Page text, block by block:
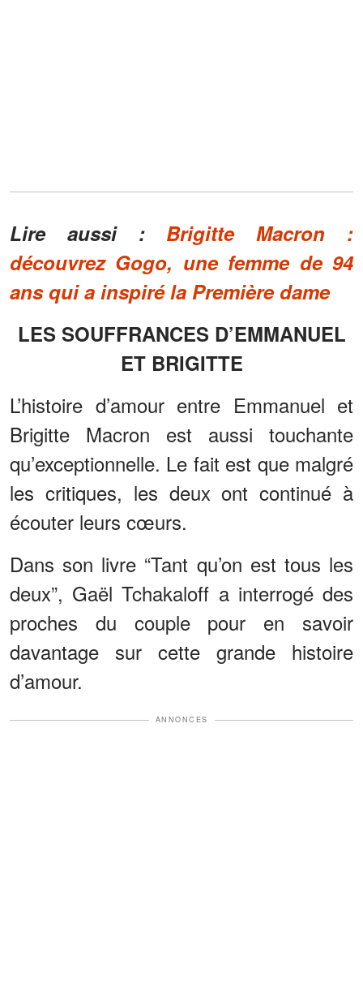
Lire aussi : Brigitte Macron :
découvrez Gogo, une femme de 94
ans qui a inspiré la Première dame
LES SOUFFRANCES D’EMMANUEL
ET BRIGITTE
L’histoire d’amour entre Emmanuel et
Brigitte Macron est aussi touchante
qu’exceptionnelle. Le fait est que malgré
les critiques, les deux ont continué à
écouter leurs cœurs.
Dans son livre “Tant qu’on est tous les
deux”, Gaël Tchakaloff a interrogé des
proches du couple pour en savoir
davantage sur cette grande histoire
d’amour.
ANNONCES